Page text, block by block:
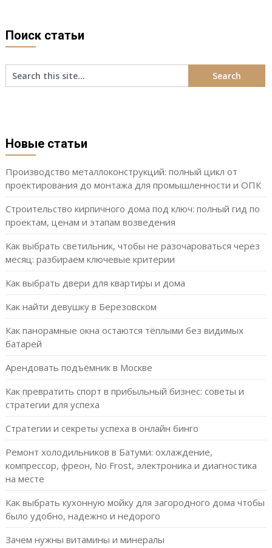
Поиск статьи
Новые статьи
Производство металлоконструкций: полный цикл от
проектирования до монтажа для промышленности и ОПК
Строительство кирпичного дома под ключ: полный гид по
проектам, ценам и этапам возведения
Как выбрать светильник, чтобы не разочароваться через
месяц: разбираем ключевые критерии
Как выбрать двери для квартиры и дома
Как найти девушку в Березовском
Как панорамные окна остаются тёплыми без видимых
батарей
Арендовать подъёмник в Москве
Как превратить спорт в прибыльный бизнес: советы и
стратегии для успеха
Стратегии и секреты успеха в онлайн бинго
Ремонт холодильников в Батуми: охлаждение,
компрессор, фреон, No Frost, электроника и диагностика
на месте
Как выбрать кухонную мойку для загородного дома чтобы
было удобно, надежно и недорого
Зачем нужны витамины и минералы